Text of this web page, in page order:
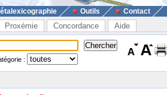
Outils Contact
Proxémie Concordance Aide
: